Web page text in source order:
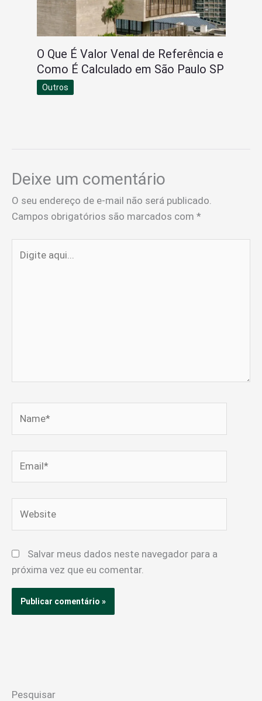
O Que É Valor Venal de Referência e
Como É Calculado em São Paulo SP
Outros
Deixe um comentário
O seu endereço de e-mail não será publicado.
Campos obrigatórios são marcados com *
aqui...
Salvar meus dados neste navegador para a
próxima vez que eu comentar.
Pesquisar